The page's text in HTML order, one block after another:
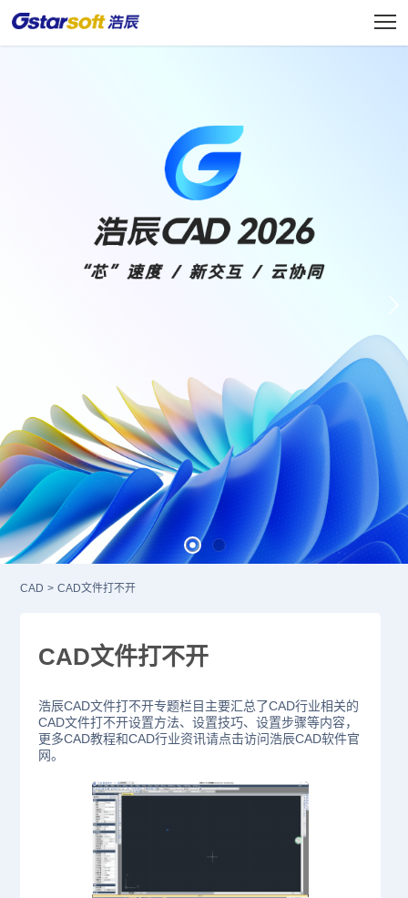
CAD > CAD文件打不开
CAD文件打不开
浩辰CAD文件打不开专题栏目主要汇总了CAD行业相关的
CAD文件打不开设置方法、设置技巧、设置步骤等内容，
更多CAD教程和CAD行业资讯请点击访问浩辰CAD软件官
网。